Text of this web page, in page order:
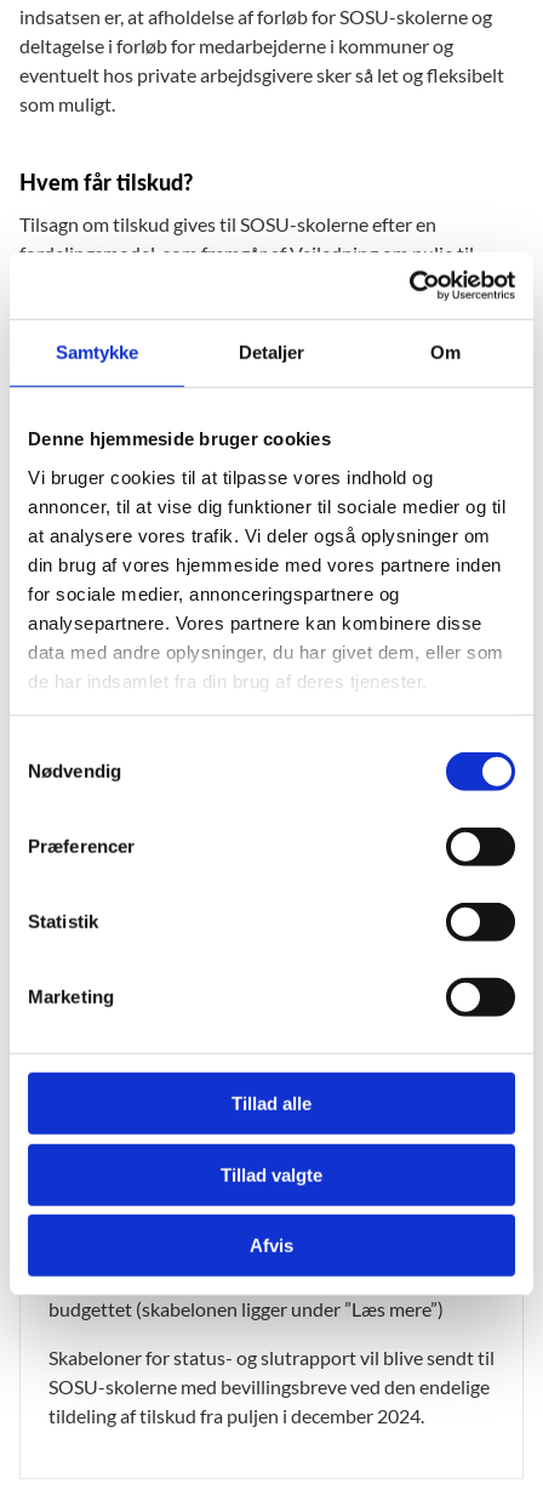
Samtykke Detaljer Om
Denne hjemmeside bruger cookies
Vi bruger cookies til at tilpasse vores indhold og
annoncer, til at vise dig funktioner til sociale medier og til
at analysere vores trafik. Vi deler også oplysninger om
din brug af vores hjemmeside med vores partnere inden
for sociale medier, annonceringspartnere og
analysepartnere. Vores partnere kan kombinere disse
data med andre oplysninger, du har givet dem, eller som
de har indsamlet fra din brug af deres tjenester.
Nødvendig
Præferencer
Statistik
Marketing
Tillad alle
Tillad valgte
Afvis
indsatsen er, at afholdelse af forløb for SOSU-skolerne og
deltagelse i forløb for medarbejderne i kommuner og
eventuelt hos private arbejdsgivere sker så let og fleksibelt
som muligt.
Hvem får tilskud?
Tilsagn om tilskud gives til SOSU-skolerne efter en
fordelingsmodel, som fremgår af Vejledning om pulje til
skræddersyede forløb på SOSU-skoler (2024-2027).
Midler til fordeling
kroner i alt fordelt med 6,79 millioner kroner i 2024, 6,93
millioner kroner i 2027 (alle beløb i 2024-niveau).
Læs mere
Vejledning om pulje til skræddersyede forløb
på SOSU-skoler (2024-2027) (pdf)
Tilkendegivelsesblanket: Pulje til
skræddersyede forløb på SOSU-skoler
(skabelon) (docx)
(2024-2027) (skabelon) (xlsx)
SOSU-skolerne skal bruge følgende skabeloner til
Statusrapport: Pulje til skræddersyede forløb på
Slutrapport: Pulje til skræddersyede forløb på SOSU-
skoler (2024-2027)
Regnskabsskema: Tilskudsmodtager skal anvende
samme skema, som er anvendt til udarbejdelse af
budgettet (skabelonen ligger under ”Læs mere”)
Skabeloner for status- og slutrapport vil blive sendt til
SOSU-skolerne med bevillingsbreve ved den endelige
tildeling af tilskud fra puljen i december 2024.